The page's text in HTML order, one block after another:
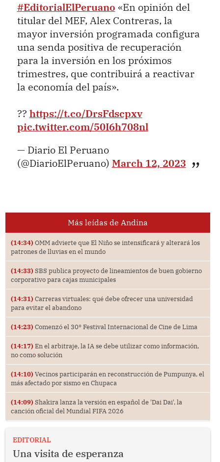
#EditorialElPeruano «En opinión del
titular del MEF, Alex Contreras, la
mayor inversión programada configura
una senda positiva de recuperación
para la inversión en los próximos
trimestres, que contribuirá a reactivar
la economía del país».
?? https://t.co/DrsFdscpxv
pic.twitter.com/50I6h708nl
— Diario El Peruano
(@DiarioElPeruano) March 12, 2023
Más leídas de Andina
(14:34) OMM advierte que El Niño se intensificará y alterará los
patrones de lluvias en el mundo
(14:33) SBS publica proyecto de lineamientos de buen gobierno
corporativo para cajas municipales
(14:31) Carreras virtuales: qué debe ofrecer una universidad
para evitar el abandono
(14:23) Comenzó el 30° Festival Internacional de Cine de Lima
(14:17) En el arbitraje, la IA se debe utilizar como información,
no como solución
(14:10) Vecinos participarán en reconstrucción de Pumpunya, el
más afectado por sismo en Chupaca
(14:09) Shakira lanza la versión en español de 'Dai Dai', la
canción oficial del Mundial FIFA 2026
EDITORIAL
Una visita de esperanza